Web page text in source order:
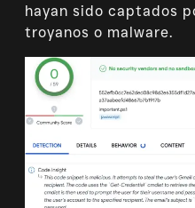
hayan sido captados
troyanos o malware.